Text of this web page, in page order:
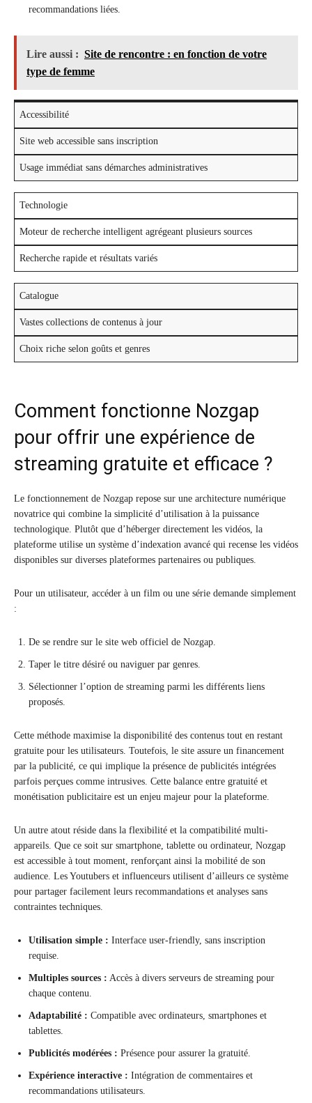
recommandations liées.
Lire aussi : Site de rencontre : en fonction de votre
type de femme
Accessibilité
Site web accessible sans inscription
Usage immédiat sans démarches administratives
Technologie
Moteur de recherche intelligent agrégeant plusieurs sources
Recherche rapide et résultats variés
Catalogue
Vastes collections de contenus à jour
Choix riche selon goûts et genres
Comment fonctionne Nozgap
pour offrir une expérience de
streaming gratuite et efficace ?
Le fonctionnement de Nozgap repose sur une architecture numérique
novatrice qui combine la simplicité d’utilisation à la puissance
technologique. Plutôt que d’héberger directement les vidéos, la
plateforme utilise un système d’indexation avancé qui recense les vidéos
disponibles sur diverses plateformes partenaires ou publiques.
Pour un utilisateur, accéder à un film ou une série demande simplement
:
De se rendre sur le site web officiel de Nozgap.
Taper le titre désiré ou naviguer par genres.
Sélectionner l’option de streaming parmi les différents liens
proposés.
Cette méthode maximise la disponibilité des contenus tout en restant
gratuite pour les utilisateurs. Toutefois, le site assure un financement
par la publicité, ce qui implique la présence de publicités intégrées
parfois perçues comme intrusives. Cette balance entre gratuité et
monétisation publicitaire est un enjeu majeur pour la plateforme.
Un autre atout réside dans la flexibilité et la compatibilité multi-
appareils. Que ce soit sur smartphone, tablette ou ordinateur, Nozgap
est accessible à tout moment, renforçant ainsi la mobilité de son
audience. Les Youtubers et influenceurs utilisent d’ailleurs ce système
pour partager facilement leurs recommandations et analyses sans
contraintes techniques.
Utilisation simple : Interface user-friendly, sans inscription
requise.
Multiples sources : Accès à divers serveurs de streaming pour
chaque contenu.
Adaptabilité : Compatible avec ordinateurs, smartphones et
tablettes.
Publicités modérées : Présence pour assurer la gratuité.
Expérience interactive : Intégration de commentaires et
recommandations utilisateurs.